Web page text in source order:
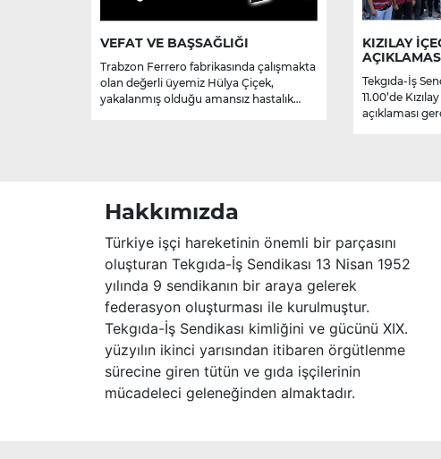
VEFAT VE BAŞSAĞLIĞI
Trabzon Ferrero fabrikasında çalışmakta
olan değerli üyemiz Hülya Çiçek,
yakalanmış olduğu amansız hastalık
KIZILAY
Tekgıda-İş
11.00’de
açıklaması
Hakkımızda
Türkiye işçi hareketinin önemli bir parçasını
oluşturan Tekgıda-İş Sendikası 13 Nisan 1952
yılında 9 sendikanın bir araya gelerek
federasyon oluşturması ile kurulmuştur.
Tekgıda-İş Sendikası kimliğini ve gücünü XIX.
yüzyılın ikinci yarısından itibaren örgütlenme
sürecine giren tütün ve gıda işçilerinin
mücadeleci geleneğinden almaktadır.